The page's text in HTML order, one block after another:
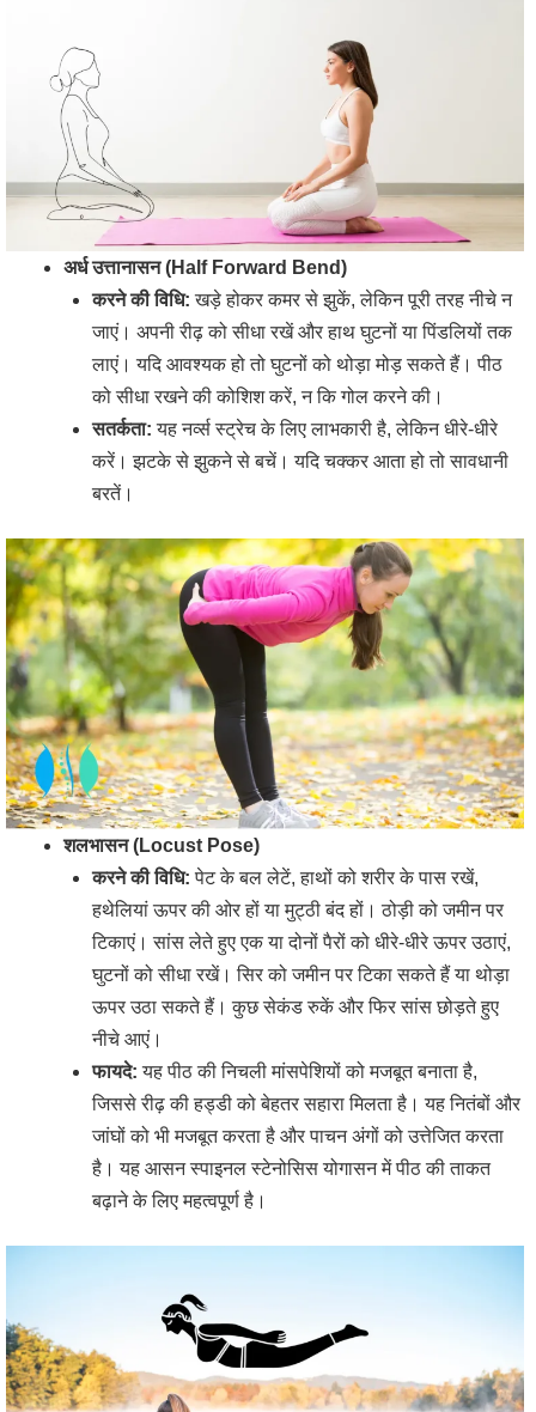
अर्ध उत्तानासन (Half Forward Bend)
करने की विधि: खड़े होकर कमर से झुकें, लेकिन पूरी तरह नीचे न
जाएं। अपनी रीढ़ को सीधा रखें और हाथ घुटनों या पिंडलियों तक
लाएं। यदि आवश्यक हो तो घुटनों को थोड़ा मोड़ सकते हैं। पीठ
को सीधा रखने की कोशिश करें, न कि गोल करने की।
सतर्कता: यह नर्व्स स्ट्रेच के लिए लाभकारी है, लेकिन धीरे-धीरे
करें। झटके से झुकने से बचें। यदि चक्कर आता हो तो सावधानी
बरतें।
शलभासन (Locust Pose)
करने की विधि: पेट के बल लेटें, हाथों को शरीर के पास रखें,
हथेलियां ऊपर की ओर हों या मुट्ठी बंद हों। ठोड़ी को जमीन पर
टिकाएं। सांस लेते हुए एक या दोनों पैरों को धीरे-धीरे ऊपर उठाएं,
घुटनों को सीधा रखें। सिर को जमीन पर टिका सकते हैं या थोड़ा
ऊपर उठा सकते हैं। कुछ सेकंड रुकें और फिर सांस छोड़ते हुए
नीचे आएं।
फायदे: यह पीठ की निचली मांसपेशियों को मजबूत बनाता है,
जिससे रीढ़ की हड्डी को बेहतर सहारा मिलता है। यह नितंबों और
जांघों को भी मजबूत करता है और पाचन अंगों को उत्तेजित करता
है। यह आसन स्पाइनल स्टेनोसिस योगासन में पीठ की ताकत
बढ़ाने के लिए महत्वपूर्ण है।